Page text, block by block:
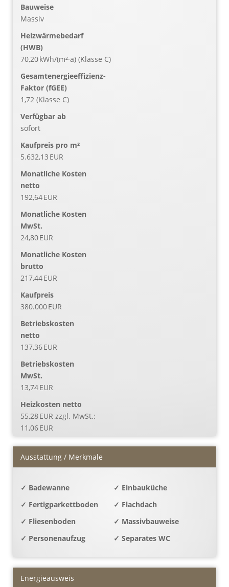
Bauweise
Massiv
Heizwärmebedarf
(HWB)
70,20 kWh/(m²·a) (Klasse C)
Gesamtenergieeffizienz-
Faktor (fGEE)
1,72 (Klasse C)
Verfügbar ab
sofort
Kaufpreis pro m²
5.632,13 EUR
Monatliche Kosten
netto
192,64 EUR
Monatliche Kosten
MwSt.
24,80 EUR
Monatliche Kosten
brutto
217,44 EUR
Kaufpreis
380.000 EUR
Betriebskosten
netto
137,36 EUR
Betriebskosten
MwSt.
13,74 EUR
Heizkosten netto
55,28 EUR zzgl. MwSt.:
11,06 EUR
Ausstattung / Merkmale
✓ Badewanne
✓ Einbauküche
✓ Fertigparkettboden
✓ Flachdach
✓ Fliesenboden
✓ Massivbauweise
✓ Personenaufzug
✓ Separates WC
Energieausweis